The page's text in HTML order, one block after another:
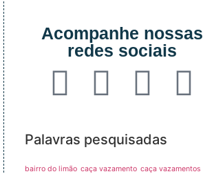
Acompanhe nossas
redes sociais
Palavras pesquisadas
bairro do limão caça vazamento caça vazamentos